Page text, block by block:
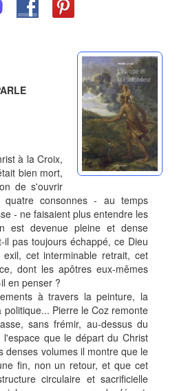
à la Croix,
bien mort,
de s'ouvrir
consonnes - au temps
- ne faisaient plus entendre les
est devenue pleine et dense
il pas toujours échappé, ce Dieu
cet interminable retrait, cet
dont les apôtres eux-mêmes
en penser ?
à travers la peinture, la
Pierre le Coz remonte
sans frémir, au-dessus du
que le départ du Christ
denses volumes il montre que le
fin, non un retour, et que cet
circulaire et sacrificielle